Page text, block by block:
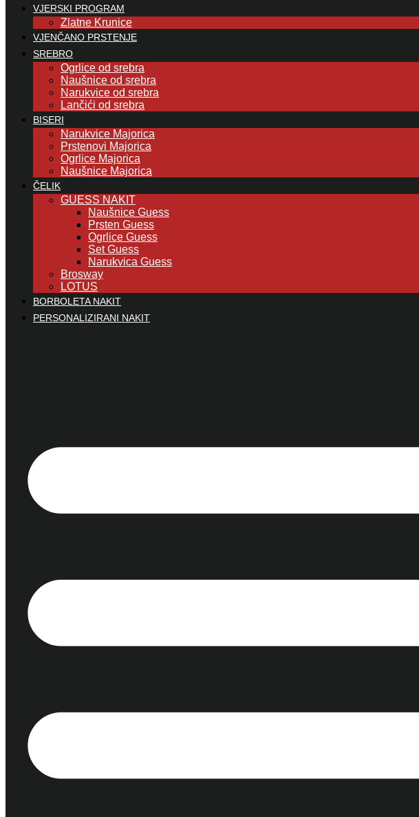
VJERSKI PROGRAM
Zlatne Krunice
VJENČANO PRSTENJE
SREBRO
Ogrlice od srebra
Naušnice od srebra
Narukvice od srebra
Lančići od srebra
BISERI
Narukvice Majorica
Prstenovi Majorica
Ogrlice Majorica
Naušnice Majorica
ČELIK
GUESS NAKIT
Naušnice Guess
Prsten Guess
Ogrlice Guess
Set Guess
Narukvica Guess
Brosway
LOTUS
BORBOLETA NAKIT
PERSONALIZIRANI NAKIT